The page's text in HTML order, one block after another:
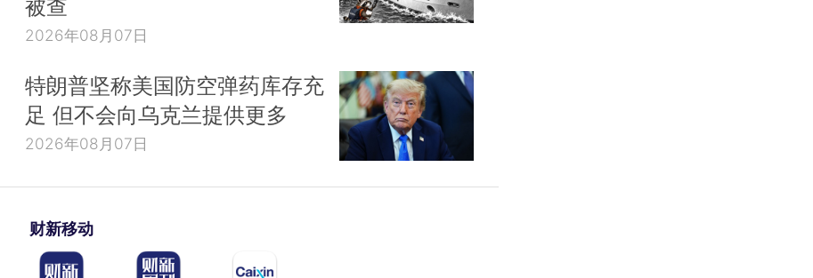
被查
2026年08月07日
特朗普坚称美国防空弹药库存充
足 但不会向乌克兰提供更多
2026年08月07日
财新移动